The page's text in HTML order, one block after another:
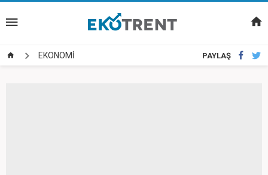
EKONOMİ PAYLAŞ